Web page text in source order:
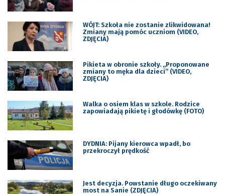
WÓJT: Szkoła nie zostanie zlikwidowana!
Zmiany mają pomóc uczniom (VIDEO,
ZDJĘCIA)
Pikieta w obronie szkoły. „Proponowane
zmiany to męka dla dzieci” (VIDEO,
ZDJĘCIA)
Walka o osiem klas w szkole. Rodzice
zapowiadają pikietę i głodówkę (FOTO)
DYDNIA: Pijany kierowca wpadł, bo
przekroczył prędkość
Jest decyzja. Powstanie długo oczekiwany
most na Sanie (ZDJĘCIA)